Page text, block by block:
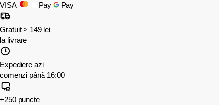
VISA
Pay Pay
Gratuit > 149 lei
la livrare
Expediere azi
comenzi până 16:00
+250 puncte